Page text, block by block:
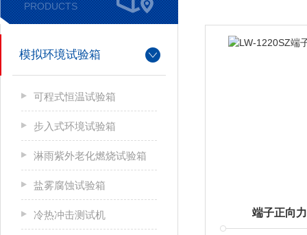
PRODUCTS
模拟环境试验箱
可程式恒温试验箱
步入式环境试验箱
淋雨紫外老化燃烧试验箱
盐雾腐蚀试验箱
冷热冲击测试机 端子正向